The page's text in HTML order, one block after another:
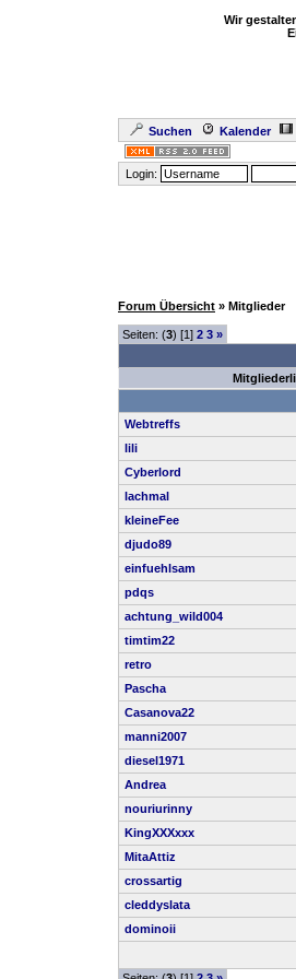
Wir
Suchen Kalender
Login:
Forum Übersicht » Mitglieder
Seiten: (3) [1] 2 3 »
Webtreffs
lili
Cyberlord
lachmal
kleineFee
djudo89
einfuehlsam
pdqs
achtung_wild004
timtim22
retro
Pascha
Casanova22
manni2007
diesel1971
Andrea
nouriurinny
KingXXXxxx
MitaAttiz
crossartig
cleddyslata
dominoii